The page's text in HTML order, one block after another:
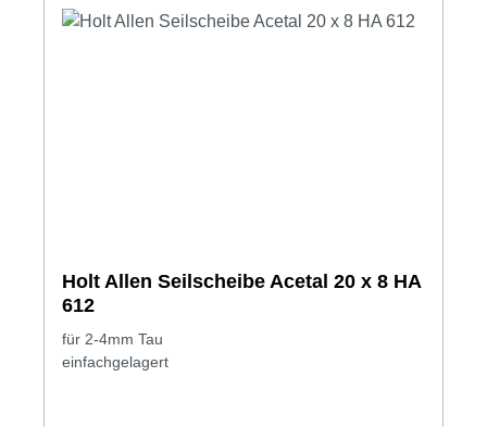
Holt Allen Seilscheibe Acetal 20 x 8 HA
612
für 2-4mm Tau
einfachgelagert